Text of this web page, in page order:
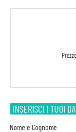
INSERISCI I TUOI
Nome e Cognome